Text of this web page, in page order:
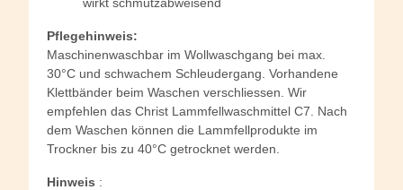
Pflegehinweis:
Maschinenwaschbar im Wollwaschgang bei max.
30°C und schwachem Schleudergang. Vorhandene
Klettbänder beim Waschen verschliessen. Wir
empfehlen das Christ Lammfellwaschmittel C7. Nach
dem Waschen können die Lammfellprodukte im
Trockner bis zu 40°C getrocknet werden.
Hinweis :